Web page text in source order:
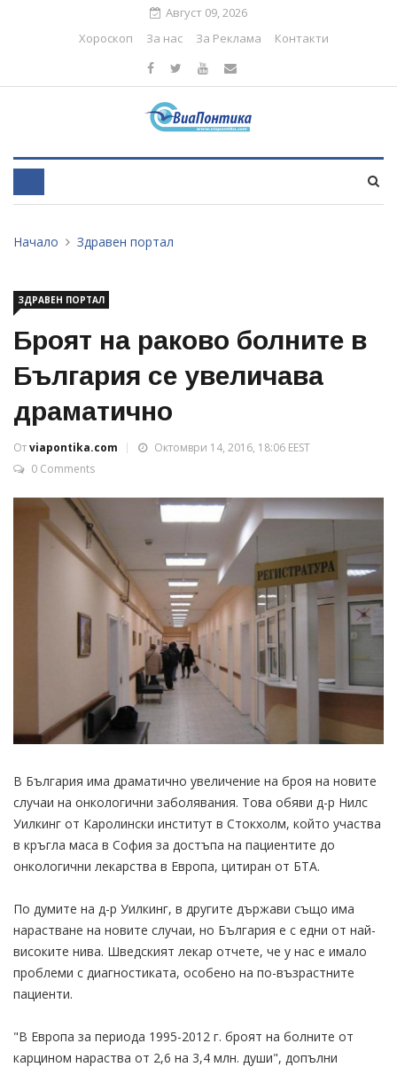
Август 09, 2026
Хороскоп
За нас За Реклама Контакти
Начало Здравен портал
ЗДРАВЕН ПОРТАЛ
Броят на раково болните в
България се увеличава
драматично
Отviapontika.com
Октомври 14, 2016, 18:06 EEST
0 Comments
В България има драматично увеличение на броя на новите
случаи на онкологични заболявания. Това обяви д-р Нилс
Уилкинг от Каролински институт в Стокхолм, който участва
в кръгла маса в София за достъпа на пациентите до
онкологични лекарства в Европа, цитиран от БТА.
По думите на д-р Уилкинг, в другите държави също има
нарастване на новите случаи, но България е с едни от най-
високите нива. Шведският лекар отчете, че у нас е имало
проблеми с диагностиката, особено на по-възрастните
пациенти.
"В Европа за периода 1995-2012 г. броят на болните от
карцином нараства от 2,6 на 3,4 млн. души", допълни